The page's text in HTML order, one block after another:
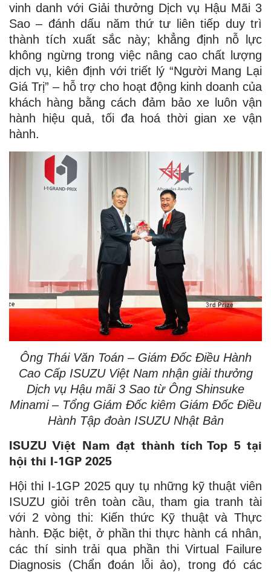
vinh danh với Giải thưởng Dịch vụ Hậu Mãi 3
Sao – đánh dấu năm thứ tư liên tiếp duy trì
thành tích xuất sắc này; khẳng định nỗ lực
không ngừng trong việc nâng cao chất lượng
dịch vụ, kiên định với triết lý “Người Mang Lại
Giá Trị” – hỗ trợ cho hoạt động kinh doanh của
khách hàng bằng cách đảm bảo xe luôn vận
hành hiệu quả, tối đa hoá thời gian xe vận
hành.
Ông Thái Văn Toán – Giám Đốc Điều Hành
Cao Cấp ISUZU Việt Nam nhận giải thưởng
Dịch vụ Hậu mãi 3 Sao từ Ông Shinsuke
Minami – Tổng Giám Đốc kiêm Giám Đốc Điều
Hành Tập đoàn ISUZU Nhật Bản
ISUZU Việt Nam đạt thành tích Top 5 tại
hội thi I-1GP 2025
Hội thi I-1GP 2025 quy tụ những kỹ thuật viên
ISUZU giỏi trên toàn cầu, tham gia tranh tài
với 2 vòng thi: Kiến thức Kỹ thuật và Thực
hành. Đặc biệt, ở phần thi thực hành cá nhân,
các thí sinh trải qua phần thi Virtual Failure
Diagnosis (Chẩn đoán lỗi ảo), trong đó các